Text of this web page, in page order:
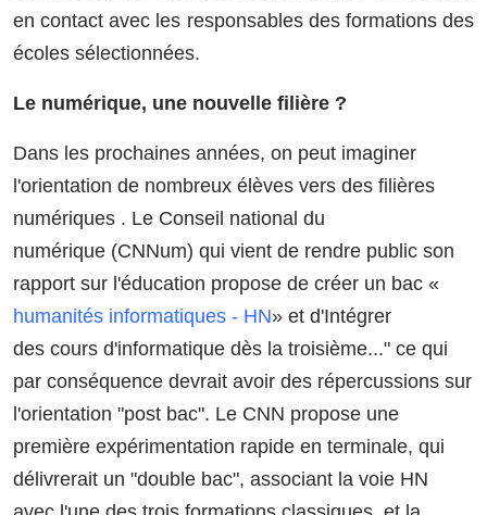
en contact avec les responsables des formations des
écoles sélectionnées.
Le numérique, une nouvelle filière ?
Dans les prochaines années, on peut imaginer
l'orientation de nombreux élèves vers des filières
numériques . Le Conseil national du
numérique (CNNum) qui vient de rendre public son
rapport sur l'éducation propose de créer un bac «
humanités informatiques - HN» et d'Intégrer
des cours d'informatique dès la troisième..." ce qui
par conséquence devrait avoir des répercussions sur
l'orientation "post bac". Le CNN propose une
première expérimentation rapide en terminale, qui
délivrerait un "double bac", associant la voie HN